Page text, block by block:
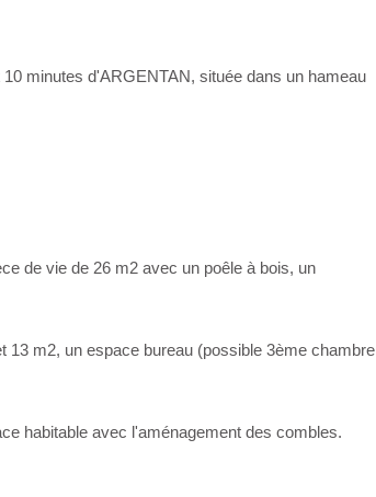
minutes d'ARGENTAN, située dans un hameau
de vie de 26 m2 avec un poêle à bois, un
m2, un espace bureau (possible 3ème chambre
habitable avec l'aménagement des combles.